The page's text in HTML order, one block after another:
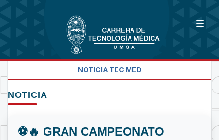
NOTICIA TEC MED
NOTICIA
⚽🔥 GRAN CAMPEONATO